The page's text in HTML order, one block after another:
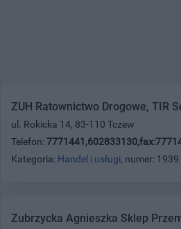
ZUH Ratownictwo Drogowe, TIR
ul. Rokicka 14, 83-110 Tczew
Telefon:
Kategoria: Handel i usługi, numer: 1939
Zubrzycka Agnieszka Sklep